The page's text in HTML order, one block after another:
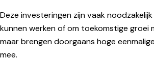
Deze investeringen zijn vaak
kunnen werken of om toekomstige groei
maar brengen doorgaans hoge
mee.